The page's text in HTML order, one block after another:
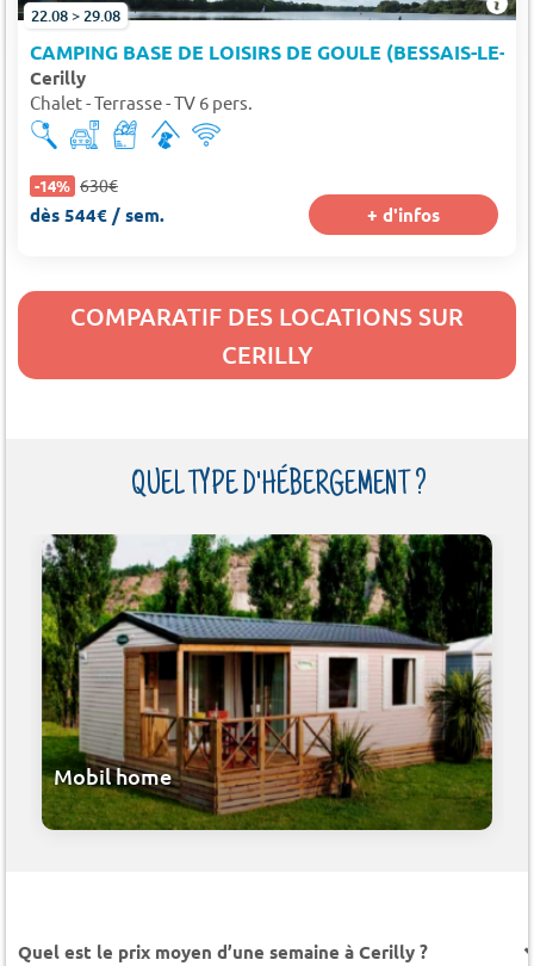
22.08 > 29.08
CAMPING BASE DE LOISIRS DE GOULE (BESSAIS-LE-
Cerilly
Chalet - Terrasse - TV 6 pers.
-14% 630€
dès 544€ / sem. + d'infos
COMPARATIF DES LOCATIONS SUR
CERILLY
QUEL TYPE D'HÉBERGEMENT ?
Mobil home
Quel est le prix moyen d’une semaine à Cerilly ?